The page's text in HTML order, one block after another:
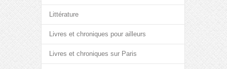
Littérature
Livres et chroniques pour ailleurs
Livres et chroniques sur Paris